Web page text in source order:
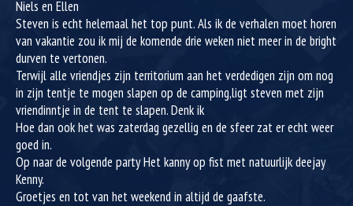
Niels en Ellen
Steven is echt helemaal het top punt. Als ik de verhalen moet horen
van vakantie zou ik mij de komende drie weken niet meer in de bright
durven te vertonen.
Terwijl alle vriendjes zijn territorium aan het verdedigen zijn om nog
in zijn tentje te mogen slapen op de camping,ligt steven met zijn
vriendinntje in de tent te slapen. Denk ik
Hoe dan ook het was zaterdag gezellig en de sfeer zat er echt weer
goed in.
Op naar de volgende party Het kanny op fist met natuurlijk deejay
Kenny.
Groetjes en tot van het weekend in altijd de gaafste.